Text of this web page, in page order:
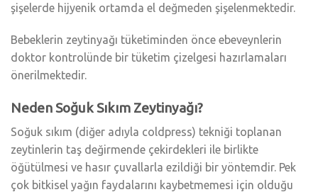
şişelerde hijyenik ortamda el değmeden şişelenmektedir.
Bebeklerin zeytinyağı tüketiminden önce ebeveynlerin
doktor kontrolünde bir tüketim çizelgesi hazırlamaları
önerilmektedir.
Neden Soğuk Sıkım Zeytinyağı?
Soğuk sıkım (diğer adıyla coldpress) tekniği toplanan
zeytinlerin taş değirmende çekirdekleri ile birlikte
öğütülmesi ve hasır çuvallarla ezildiği bir yöntemdir. Pek
çok bitkisel yağın faydalarını kaybetmemesi için olduğu